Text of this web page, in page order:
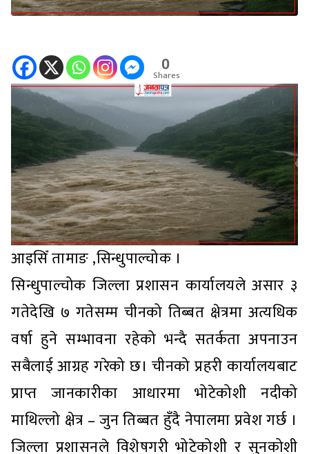
0
Shares
आइसिँ तामाङ ,सिन्धुपाल्चोक ।
सिन्धुपाल्चोक जिल्ला प्रशासन कार्यालयले असार ३
गतेदेखि ७ गतेसम्म चीनको तिब्बत क्षेत्रमा अत्यधिक
वर्षा हुने सम्भावना रहेको भन्दै सतर्कता अपनाउन
सबैलाई आग्रह गरेको छ। चीनको प्रहरी कार्यालयबाट
प्राप्त जानकारीका आधारमा भोटेकोशी नदीको
माथिल्लो क्षेत्र – जुन तिब्बत हुँदै नेपालमा प्रवेश गर्छ ।
जिल्ला प्रशासनले विशेषगरी भोटेकोशी र सुनकोशी